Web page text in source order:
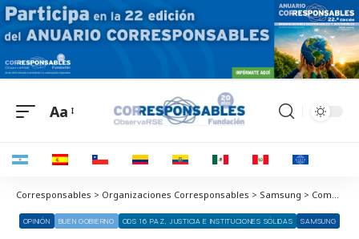
Aa
Corresponsables > Organizaciones Corresponsables > Samsung > Comprometidos con el desarrollo social del país
OPINIÓN BUEN GOBIERNO ODS 16 PAZ, JUSTICIA E INSTITUCIONES SÓLIDAS SAMSUNG